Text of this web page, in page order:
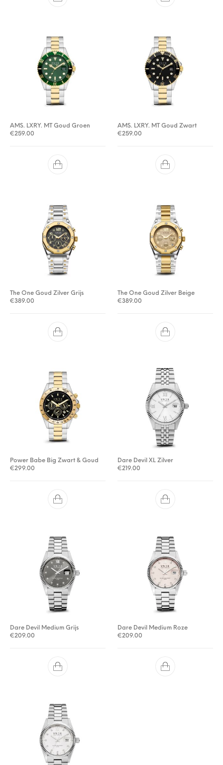
AMS. LXRY. MT Goud Groen
€259.00
AMS. LXRY. MT Goud Zwart
€259.00
The One Goud Zilver Grijs
€389.00
The One Goud Zilver Beige
€389.00
Power Babe Big Zwart & Goud
€299.00
Dare Devil XL Zilver
€219.00
Dare Devil Medium Grijs
€209.00
Dare Devil Medium Roze
€209.00